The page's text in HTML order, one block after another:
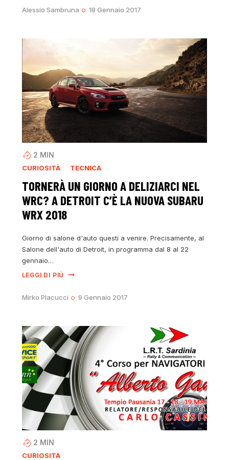
Alessio Sambruna 18 Gennaio 2017
2 MIN
CURIOSITÀ TECNICA
TORNERÀ UN GIORNO A DELIZIARCI NEL
WRC? A DETROIT C’È LA NUOVA SUBARU
WRX 2018
Giorno di salone d'auto questi a venire. Precisamente, al
Salone dell'auto di Detroit, in programma dal 8 al 22
gennaio…
LEGGI DI PIÙ
Mirko Placucci 9 Gennaio 2017
2 MIN
CURIOSITÀ